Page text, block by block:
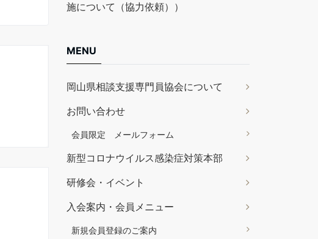
施について（協力依頼））
MENU
岡山県相談支援専門員協会について
お問い合わせ
会員限定 メールフォーム
新型コロナウイルス感染症対策本部
研修会・イベント
入会案内・会員メニュー
新規会員登録のご案内